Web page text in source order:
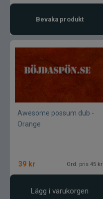
Bevaka produkt
Awesome possum dub -
Orange
39 kr Ord. pris 45 kr
Lägg i varukorgen